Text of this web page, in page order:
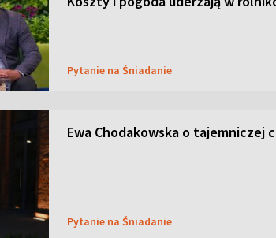
Pytanie na Śniadanie
Ewa Chodakowska o tajemniczej
Pytanie na Śniadanie